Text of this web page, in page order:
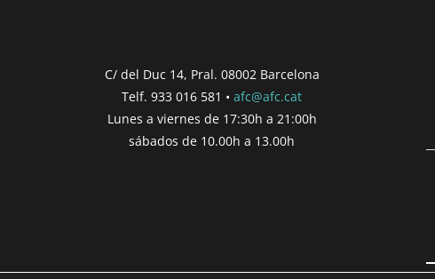
C/ del Duc 14, Pral. 08002 Barcelona
Telf. 933 016 581 •afc@afc.cat
Lunes a viernes de 17:30h a 21:00h
sábados de 10.00h a 13.00h